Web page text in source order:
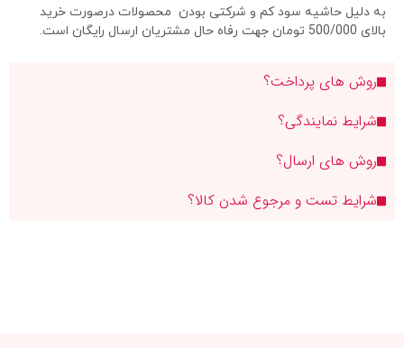
به دلیل حاشیه سود کم و شرکتی بودن محصولات درصورت خرید
بالای 500/000 تومان جهت رفاه حال مشتریان ارسال رایگان است.
روش های پرداخت؟
شرایط نمایندگی؟
روش های ارسال؟
شرایط تست و مرجوع شدن کالا؟